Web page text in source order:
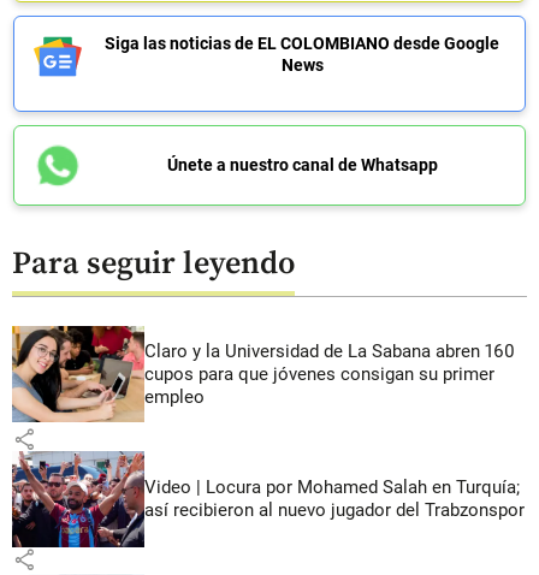
Siga las noticias de EL COLOMBIANO desde Google
News
Únete a nuestro canal de Whatsapp
Para seguir leyendo
Claro y la Universidad de La Sabana abren 160
cupos para que jóvenes consigan su primer
empleo
share
Video | Locura por Mohamed Salah en Turquía;
así recibieron al nuevo jugador del Trabzonspor
share